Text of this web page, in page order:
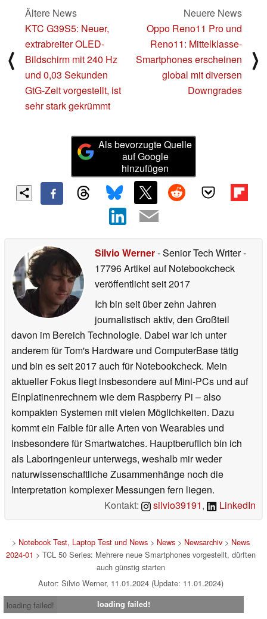
⟨
Ältere News
KTC G39S5: Neuer,
extrabreiter OLED-
Bildschirm mit 240 Hz
und 0,03 Sekunden
GtG-Zeit vorgestellt, ist
sehr stark gekrümmt
Neuere News
Oppo Reno11 Pro und
Reno11: Mittelklasse-
Smartphones erscheinen
global mit diversen
Downgrades
⟩
Als bevorzugte Quelle
auf Google
hinzufügen
Silvio Werner- Senior Tech Writer-
17796 Artikel auf Notebookcheck
veröffentlichtseit 2017
Ich bin seit über zehn Jahren
journalistisch aktiv, den Großteil
davon im Bereich Technologie. Dabei war ich unter
anderem für Tom's Hardware und ComputerBase tätig
und bin es seit 2017 auch für Notebookcheck. Mein
aktueller Fokus liegt insbesondere auf Mini-PCs und auf
Einplatinenrechnern wie dem Raspberry Pi – also
kompakten Systemen mit vielen Möglichkeiten. Dazu
kommt ein Faible für alle Arten von Wearables und
insbesondere für Smartwatches. Hauptberuflich bin ich
als Laboringenieur unterwegs, weshalb mir weder
naturwissenschaftliche Zusammenhänge noch die
Interpretation komplexer Messungen fern liegen.
Kontakt:
silvio39191, LinkedIn
> Notebook Test, Laptop Test und News> News> Newsarchiv> News
2024-01 > TCL 50 Series: Mehrere neue Smartphones vorgestellt, dürften
auch günstig starten
Autor: Silvio Werner, 11.01.2024 (Update: 11.01.2024)
loading failed!
loading failed!